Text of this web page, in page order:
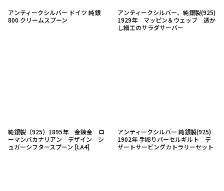
アンティークシルバー ドイツ 純銀
800 クリームスプーン
アンティークシルバー、純銀製(925)
1929年 マッピン＆ウェッブ 透か
し細工のサラダサーバー
純銀製（925）1895年 金鍍金 ロ
ーマンバカナリアン デザイン シ
ュガーシフタースプーン [LA4]
アンティークシルバー 純銀製(925)
1902年 手彫りパーセルギルト デ
ザートサービングカトラリーセット